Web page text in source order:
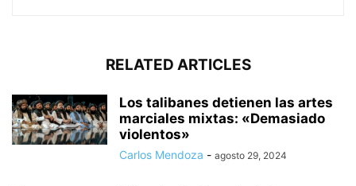
RELATED ARTICLES
Los talibanes detienen las artes
marciales mixtas: «Demasiado
violentos»
Carlos Mendoza - agosto 29, 2024